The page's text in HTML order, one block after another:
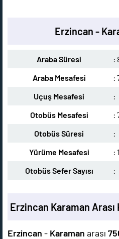
Erzincan -
Araba Süresi
:
Araba Mesafesi
:
Uçuş Mesafesi
:
Otobüs Mesafesi
:
Otobüs Süresi
:
Yürüme Mesafesi
:
Otobüs Sefer Sayısı
:
Erzincan Karaman Arası
Erzincan - Karaman arası